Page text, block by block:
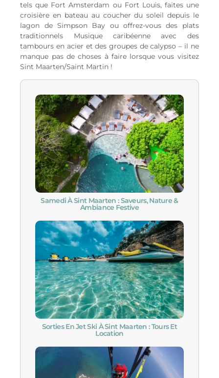
tels que Fort Amsterdam ou Fort Louis, faites une
croisière en bateau au coucher du soleil depuis le
lagon de Simpson Bay ou offrez-vous des plats
traditionnels Musique caribéenne avec des
tambours en acier et des groupes de calypso – il ne
manque pas de choses à faire lorsque vous visitez
Sint Maarten/Saint Martin !
Samedi À Sint Maarten : Saveurs, Nature &
Ambiance Festive
Sorties En Jet Ski À Sint Maarten : Tours Et
Location